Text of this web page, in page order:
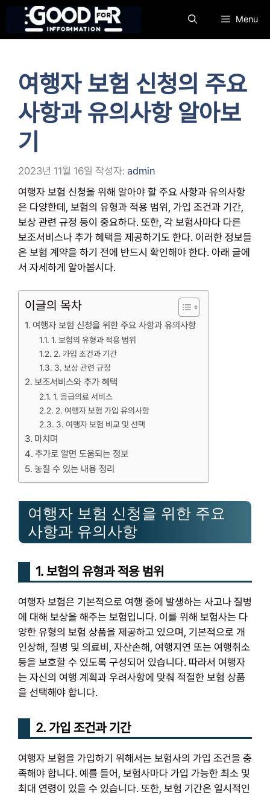
츠
Menu
여행자 보험 신청의 주요
사항과 유의사항 알아보
기
2023년 11월 16일 작성자: admin
여행자 보험 신청을 위해 알아야 할 주요 사항과 유의사항
은 다양한데, 보험의 유형과 적용 범위, 가입 조건과 기간,
보상 관련 규정 등이 중요하다. 또한, 각 보험사마다 다른
보조서비스나 추가 혜택을 제공하기도 한다. 이러한 정보들
은 보험 계약을 하기 전에 반드시 확인해야 한다. 아래 글에
서 자세하게 알아봅시다.
이글의 목차
여행자 보험 신청을 위한 주요 사항과 유의사항
1. 보험의 유형과 적용 범위
2. 가입 조건과 기간
3. 보상 관련 규정
보조서비스와 추가 혜택
1. 응급의료 서비스
2. 여행자 보험 가입 유의사항
3. 여행자 보험 비교 및 선택
마치며
추가로 알면 도움되는 정보
놓칠 수 있는 내용 정리
여행자 보험 신청을 위한 주요
사항과 유의사항
1. 보험의 유형과 적용 범위
여행자 보험은 기본적으로 여행 중에 발생하는 사고나 질병
에 대해 보상을 해주는 보험입니다. 이를 위해 보험사는 다
양한 유형의 보험 상품을 제공하고 있으며, 기본적으로 개
인상해, 질병 및 의료비, 자산손해, 여행지연 또는 여행취소
등을 보호할 수 있도록 구성되어 있습니다. 따라서 여행자
는 자신의 여행 계획과 우려사항에 맞춰 적절한 보험 상품
을 선택해야 합니다.
2. 가입 조건과 기간
여행자 보험을 가입하기 위해서는 보험사의 가입 조건을 충
족해야 합니다. 예를 들어, 보험사마다 가입 가능한 최소 및
최대 연령이 있을 수 있습니다. 또한, 보험 기간은 일시적인